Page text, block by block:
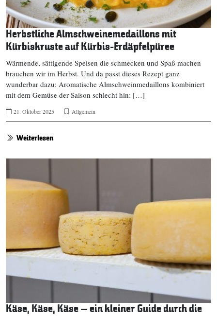
Herbstliche Almschweinemedaillons mit
Kürbiskruste auf Kürbis-Erdäpfelpüree
Wärmende, sättigende Speisen die schmecken und Spaß machen
brauchen wir im Herbst. Und da passt dieses Rezept ganz
wunderbar dazu: Aromatische Almschweinmedaillons kombiniert
mit dem Gemüse der Saison schlecht hin: […]
21. Oktober 2025 Allgemein
Weiterlesen
Käse, Käse, Käse – ein kleiner Guide durch die